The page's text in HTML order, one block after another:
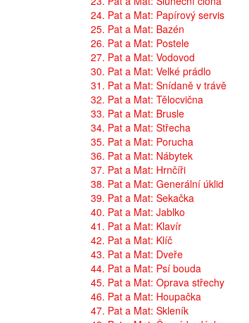
24. Pat a Mat: Papírový servis
25. Pat a Mat: Bazén
26. Pat a Mat: Postele
27. Pat a Mat: Vodovod
30. Pat a Mat: Velké prádlo
31. Pat a Mat: Snídaně v trávě
32. Pat a Mat: Tělocvična
33. Pat a Mat: Brusle
34. Pat a Mat: Střecha
35. Pat a Mat: Porucha
36. Pat a Mat: Nábytek
37. Pat a Mat: Hrnčíři
38. Pat a Mat: Generální úklid
39. Pat a Mat: Sekačka
40. Pat a Mat: Jablko
41. Pat a Mat: Klavír
42. Pat a Mat: Klíč
43. Pat a Mat: Dveře
44. Pat a Mat: Psí bouda
45. Pat a Mat: Oprava střechy
46. Pat a Mat: Houpačka
47. Pat a Mat: Skleník